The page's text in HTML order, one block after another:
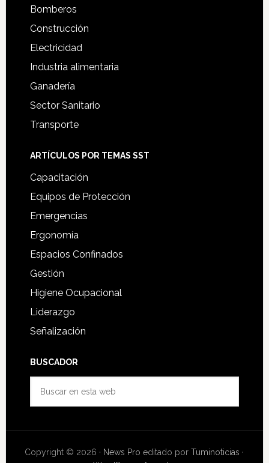
Bomberos
Construcción
Electricidad
Industria alimentaria
Ganadería
Sector Sanitario
Transporte
ARTÍCULOS POR TEMAS SST
Capacitación
Equipos de Protección
Emergencias
Ergonomía
Espacios Confinados
Gestión
Higiene Ocupacional
Liderazgo
Señalización
BUSCADOR
web
Copyright © 2026 · News Pro editado porTuminoticias ·